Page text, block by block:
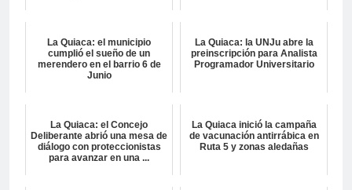
La Quiaca: el municipio
cumplió el sueño de un
merendero en el barrio 6 de
Junio
La Quiaca: la UNJu abre la
preinscripción para Analista
Programador Universitario
La Quiaca: el Concejo
Deliberante abrió una mesa de
diálogo con proteccionistas
para avanzar en una ...
La Quiaca inició la campaña
de vacunación antirrábica en
Ruta 5 y zonas aledañas